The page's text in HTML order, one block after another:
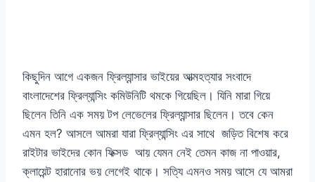
কিছুদিন আগে একজন ফ্রিল্যান্সার ভাইয়ের আত্মহত্যার সংবাদে
বাংলাদেশের ফ্রিল্যান্সিং কমিউনিটি থমকে গিয়েছিল। যিনি মারা গিয়ে
ছিলেন তিনি এক সময় টপ লেভেলের ফ্রিল্যান্সার ছিলেন। তবে কেন
এমন হল? আসলে আমরা যারা ফ্রিল্যান্সিং এর সাথে জড়িত বিশেষ করে
রাইটার ভাইদের কোন ফিক্সড আয় যেমন নেই তেমন কাজ না পাওয়ার,
ক্লায়েন্ট হারানোর ভয় লেগেই থাকে। সত্যি এমনও সময় আসে যে আমরা